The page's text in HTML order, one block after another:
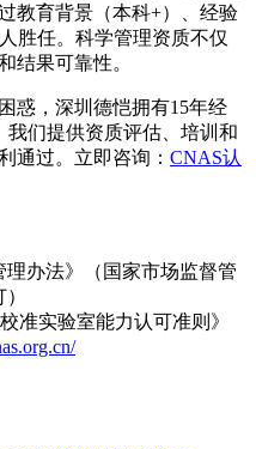
教育背景（本科+）、经验
胜任。科学管理资质不仅
结果可靠性。
惑，深圳德恺拥有15年经
我们提供资质评估、培训和
通过。立即咨询： CNAS认
理办法》（国家市场监督管
准实验室能力认可准则》